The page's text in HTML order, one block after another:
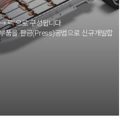
팩’으로 구성됩니다.
품을 판금(Press)공법으로 신규개발합